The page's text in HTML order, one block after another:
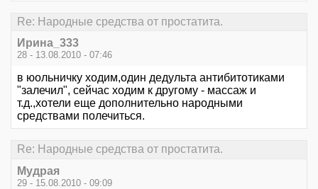
Re: Народные средства от простатита.
Ирина_333
28 - 13.08.2010 - 07:46
в юольничку ходим,один дедульта антибитотиками
"залечил", сейчас ходим к другому - массаж и
т.д.,хотели еще дополнительно народными
средствами полечиться.
Re: Народные средства от простатита.
Мудрая
29 - 15.08.2010 - 09:09